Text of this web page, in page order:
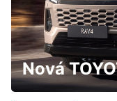
Nová